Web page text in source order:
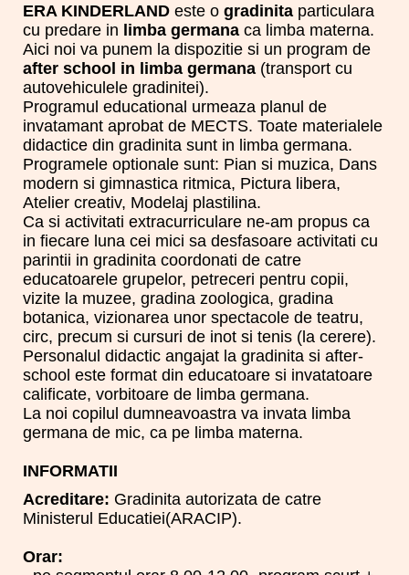
ERA KINDERLAND este o gradinita particulara
cu predare in limba germana ca limba materna.
Aici noi va punem la dispozitie si un program de
after school in limba germana (transport cu
autovehiculele gradinitei).
Programul educational urmeaza planul de
invatamant aprobat de MECTS. Toate materialele
didactice din gradinita sunt in limba germana.
Programele optionale sunt: Pian si muzica, Dans
modern si gimnastica ritmica, Pictura libera,
Atelier creativ, Modelaj plastilina.
Ca si activitati extracurriculare ne-am propus ca
in fiecare luna cei mici sa desfasoare activitati cu
parintii in gradinita coordonati de catre
educatoarele grupelor, petreceri pentru copii,
vizite la muzee, gradina zoologica, gradina
botanica, vizionarea unor spectacole de teatru,
circ, precum si cursuri de inot si tenis (la cerere).
Personalul didactic angajat la gradinita si after-
school este format din educatoare si invatatoare
calificate, vorbitoare de limba germana.
La noi copilul dumneavoastra va invata limba
germana de mic, ca pe limba materna.
INFORMATII
Acreditare: Gradinita autorizata de catre
Ministerul Educatiei(ARACIP).
Orar: